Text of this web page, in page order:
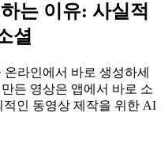
는 이유: 사실적
셜
라인에서 바로 생성하세
든 영상은 앱에서 바로 소
인 동영상 제작을 위한 AI